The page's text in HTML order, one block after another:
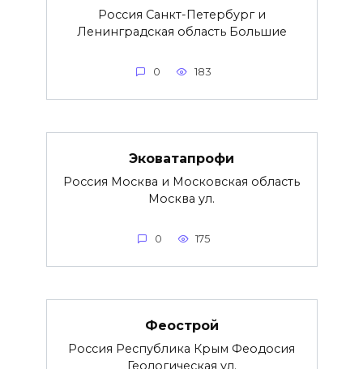
Россия Санкт-Петербург и
Ленинградская область Большие
0 183
Эковатапрофи
Россия Москва и Московская область
Москва ул.
0 175
Феострой
Россия Республика Крым Феодосия
Геологическая ул.